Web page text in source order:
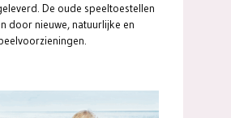
De oude speeltoestellen
door nieuwe, natuurlijke en